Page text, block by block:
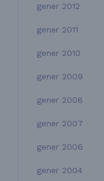
gener 2012
gener 2011
gener 2010
gener 2009
gener 2008
gener 2007
gener 2006
gener 2004